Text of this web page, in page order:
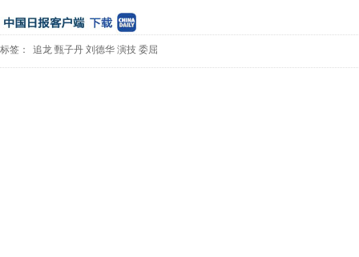
标签： 追龙 甄子丹 刘德华 演技 委屈